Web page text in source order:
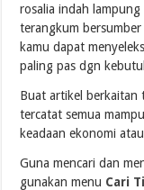
rosalia indah
terangkum
kamu dapat
paling pas dgn
Buat artikel berkaitan
tercatat semua
keadaan ekonomi
Guna mencari dan
gunakan menu Cari